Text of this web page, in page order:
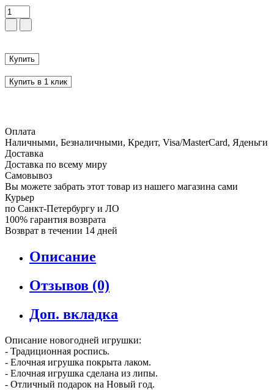
Купить
Купить в 1 клик
Оплата
Наличными, Безналичными, Кредит, Visa/MasterCard, Яденьги
Доставка
Доставка по всему миру
Самовывоз
Вы можете забрать этот товар из нашего магазина сами
Курьер
по Санкт-Петербургу и ЛО
100% гарантия возврата
Возврат в течении 14 дней
Описание
Отзывов (0)
Доп. вкладка
Описание новогодней игрушки:
- Традиционная роспись.
- Елочная игрушка покрыта лаком.
- Елочная игрушка сделана из липы.
- Отличный подарок на Новый год.